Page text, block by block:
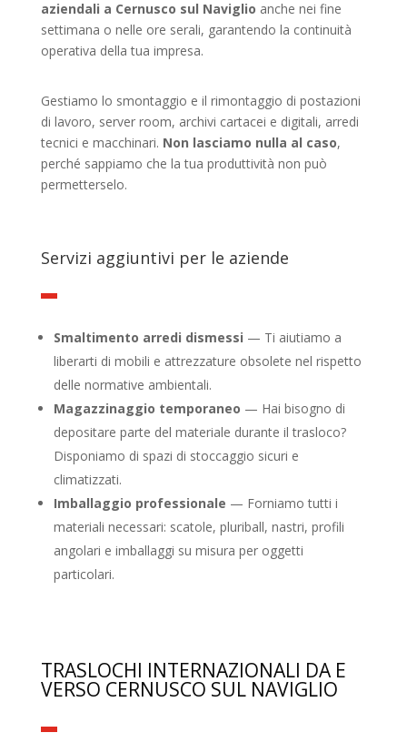
aziendali a Cernusco sul Naviglio anche nei fine
settimana o nelle ore serali, garantendo la continuità
operativa della tua impresa.
Gestiamo lo smontaggio e il rimontaggio di postazioni
di lavoro, server room, archivi cartacei e digitali, arredi
tecnici e macchinari. Non lasciamo nulla al caso,
perché sappiamo che la tua produttività non può
permetterselo.
Servizi aggiuntivi per le aziende
Smaltimento arredi dismessi — Ti aiutiamo a
liberarti di mobili e attrezzature obsolete nel rispetto
delle normative ambientali.
Magazzinaggio temporaneo — Hai bisogno di
depositare parte del materiale durante il trasloco?
Disponiamo di spazi di stoccaggio sicuri e
climatizzati.
Imballaggio professionale — Forniamo tutti i
materiali necessari: scatole, pluriball, nastri, profili
angolari e imballaggi su misura per oggetti
particolari.
TRASLOCHI INTERNAZIONALI DA E
VERSO CERNUSCO SUL NAVIGLIO